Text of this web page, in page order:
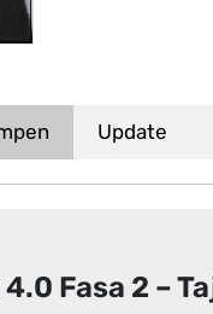
Update
Fasa 2 –